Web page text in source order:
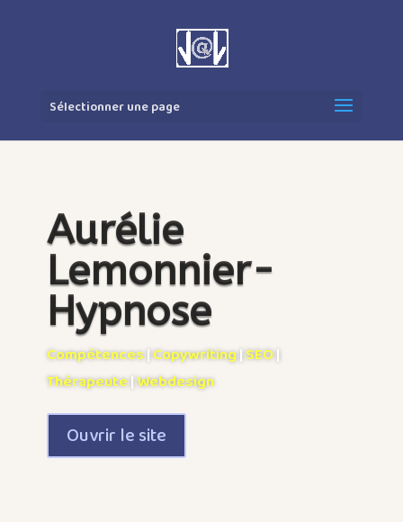
Sélectionner une page
Aurélie
Lemonnier-
Hypnose
Compétences|Copywriting|SEO|
Thérapeute|Webdesign
Ouvrir le site